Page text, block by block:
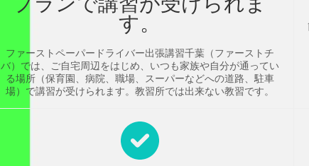
す。
ファーストペーパードライバー出張講習千葉（ファーストチ
バ）では、ご自宅周辺をはじめ、いつも家族や自分が通ってい
る場所（保育園、病院、職場、スーパーなどへの道路、駐車
場）で講習が受けられます。教習所では出来ない教習です。